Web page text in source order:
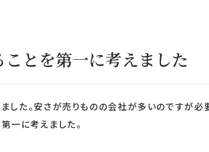
とを第一に考えました
した。安さが売りものの会社が多いのですが
一に考えました。